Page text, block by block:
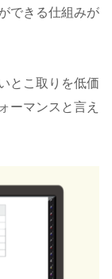
できる仕組みが
とこ取りを低価
ーマンスと言え